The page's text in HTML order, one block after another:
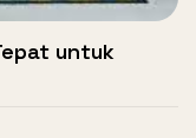
untuk